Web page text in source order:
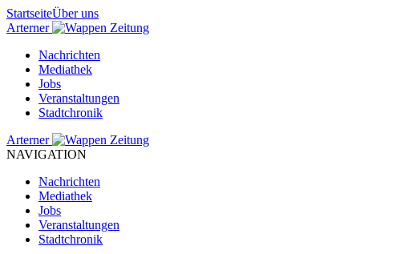
StartseiteÜber uns
Arterner
Zeitung
Nachrichten
Mediathek
Jobs
Veranstaltungen
Stadtchronik
Arterner
Zeitung
NAVIGATION
Nachrichten
Mediathek
Jobs
Veranstaltungen
Stadtchronik